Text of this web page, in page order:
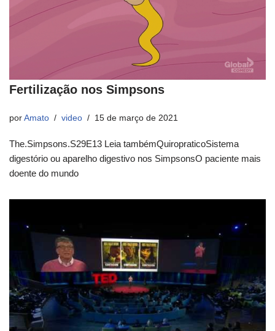
Fertilização nos Simpsons
por Amato video 15 de março de 2021
The.Simpsons.S29E13 Leia tambémQuiropraticoSistema
digestório ou aparelho digestivo nos SimpsonsO paciente mais
doente do mundo